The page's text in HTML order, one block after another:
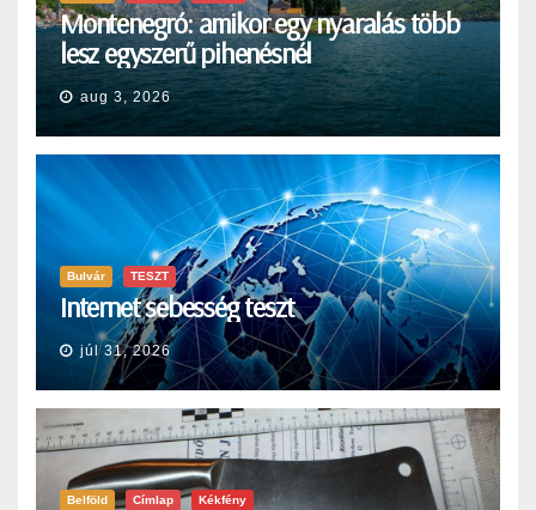
Montenegró: amikor egy nyaralás több
lesz egyszerű pihenésnél
aug 3, 2026
Bulvár TESZT
Internet sebesség teszt
júl 31, 2026
Belföld Címlap Kékfény